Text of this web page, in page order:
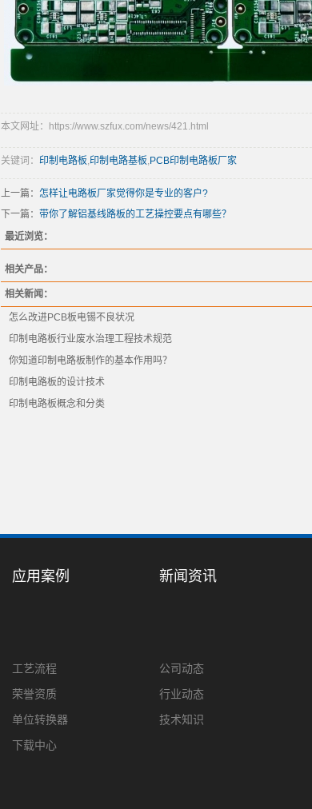
本文网址：https://www.szfux.com/news/421.html
关键词： 印制电路板,印制电路基板, PCB印制电路板厂家
上一篇： 怎样让电路板厂家觉得你是专业的客户?
下一篇： 带你了解铝基线路板的工艺操控要点有哪些？
最近浏览：
相关产品：
相关新闻：
怎么改进PCB板电锡不良状况
印制电路板行业废水治理工程技术规范
你知道印制电路板制作的基本作用吗？
印制电路板的设计技术
印制电路板概念和分类
应用案例
工艺流程
荣誉资质
单位转换器
下载中心
新闻资讯
公司动态
行业动态
技术知识